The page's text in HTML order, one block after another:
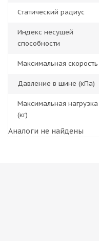
Статический радиус
Индекс несущей
способности
Максимальная скорость
Давление в шине (кПа)
Максимальная нагрузка
(кг)
Аналоги не найдены